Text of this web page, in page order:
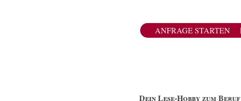
ANFRAGE STARTEN
Dein Lese-Hobby zum Beruf